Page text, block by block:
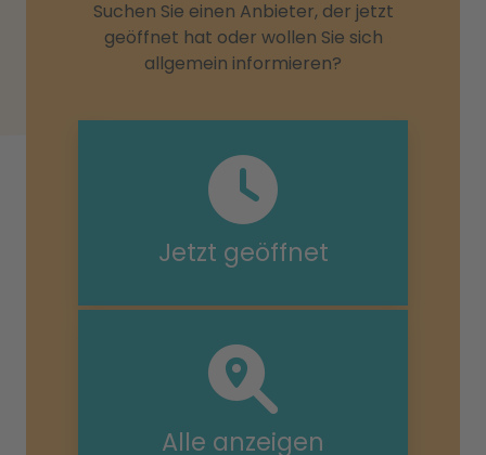
Suchen Sie einen Anbieter, der jetzt
geöffnet hat oder wollen Sie sich
allgemein informieren?
Jetzt geöffnet
Alle anzeigen